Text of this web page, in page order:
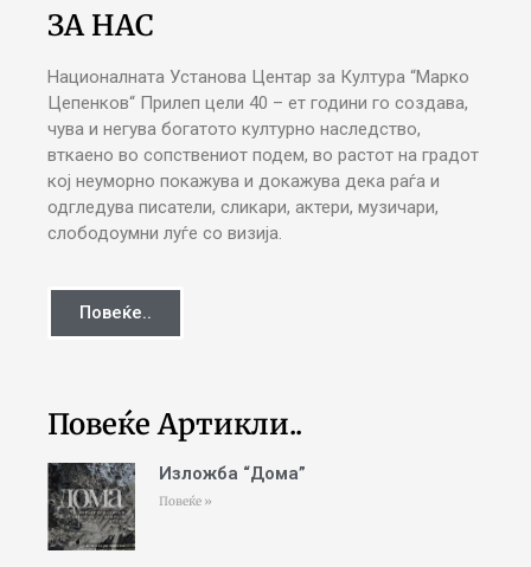
ЗА НАС
Националната Установа Центар за Култура “Марко
Цепенков“ Прилеп цели 40 – ет години го создава,
чува и негува богатото културно наследство,
вткаено во сопствениот подем, во растот на градот
кој неуморно покажува и докажува дека раѓа и
одгледува писатели, сликари, актери, музичари,
слободоумни луѓе со визија.
Повеќе..
Повеќе Артикли..
Изложба “Дома”
Повеќе »